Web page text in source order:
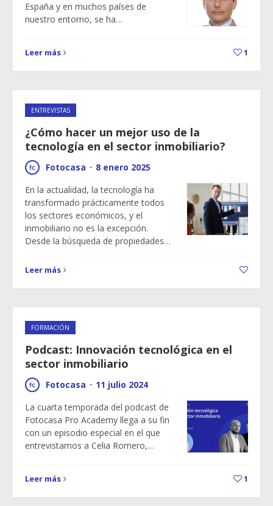
España y en muchos países de
nuestro entorno, se ha…
Leer más 1
ENTREVISTAS
¿Cómo hacer un mejor uso de la
tecnología en el sector inmobiliario?
Fotocasa · 8 enero 2025
En la actualidad, la tecnología ha
transformado prácticamente todos
los sectores económicos, y el
inmobiliario no es la excepción.
Desde la búsqueda de propiedades…
Leer más
FORMACIÓN
Podcast: Innovación tecnológica en el
sector inmobiliario
Fotocasa · 11 julio 2024
La cuarta temporada del podcast de
Fotocasa Pro Academy llega a su fin
con un episodio especial en el que
entrevistamos a Celia Romero,…
Leer más 1